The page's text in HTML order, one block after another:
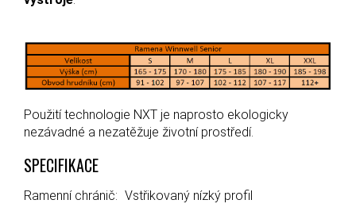
Použití technologie NXT je naprosto ekologicky
nezávadné a nezatěžuje životní prostředí.
SPECIFIKACE
Ramenní chránič: Vstřikovaný nízký profil